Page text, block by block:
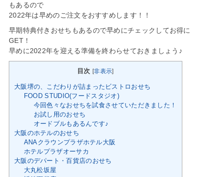
もあるので
2022年は早めのご注文をおすすめします！！
早期特典付きおせちもあるので早めにチェックしてお得に
GET！
早めに2022年を迎える準備を終わらせておきましょう♪
目次 [非表示]
大阪堺の、こだわりが詰まったビストロおせち
FOOD STUDIO(フードスタジオ)
今回色々なおせちを試食させていただきました！
お試し用のおせち
オードブルもあるんです♪
大阪のホテルのおせち
ANAクラウンプラザホテル大阪
ホテルプラザオーサカ
大阪のデパート・百貨店のおせち
大丸松坂屋